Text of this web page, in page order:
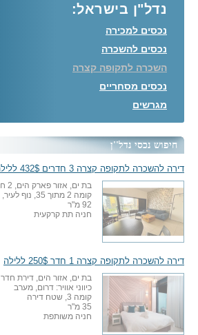
נדל"ן בישראל:
נכסים למכירה
נכסים להשכרה
השכרה לתקופה קצרה
נכסים מסחריים
מגרשים
חיפוש נכסי נדל''ן
דירה להשכרה לתקופה קצרה 3 חדרים 432$ ללילה
בת ים, אזור פארק הים, 2 חדרי שינה + סלון
קומה 2 מתוך 35, נוף לעיר, שטח דירה
92 מ"ר
חניה תת קרקעית
דירה להשכרה לתקופה קצרה 1 חדר 250$ ללילה
בת ים, אזור הים, דירת חדר
כיווני אוויר: דרום, מערב
קומה 3, שטח דירה
35 מ"ר
חניה משותפת